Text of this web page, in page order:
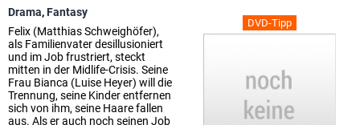
DVD-Tipp
Drama,Fantasy
Felix (Matthias Schweighöfer),
als Familienvater desillusioniert
und im Job frustriert, steckt
mitten in der Midlife-Crisis. Seine
Frau Bianca (Luise Heyer) will die
Trennung, seine Kinder entfernen
sich von ihm, seine Haare fallen
aus. Als er auch noch seinen Job